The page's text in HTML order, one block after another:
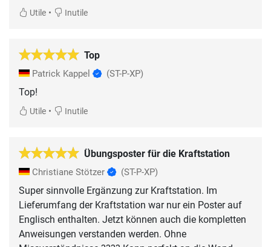
Utile • Inutile
Top
Patrick Kappel (ST-P-XP)
Top!
Utile • Inutile
Übungsposter für die Kraftstation
Christiane Stötzer (ST-P-XP)
Super sinnvolle Ergänzung zur Kraftstation. Im
Lieferumfang der Kraftstation war nur ein Poster auf
Englisch enthalten. Jetzt können auch die kompletten
Anweisungen verstanden werden. Ohne